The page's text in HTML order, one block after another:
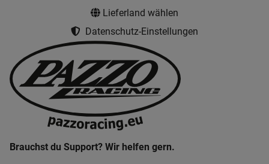
Lieferland wählen
Datenschutz-Einstellungen
Brauchst du Support? Wir helfen gern.